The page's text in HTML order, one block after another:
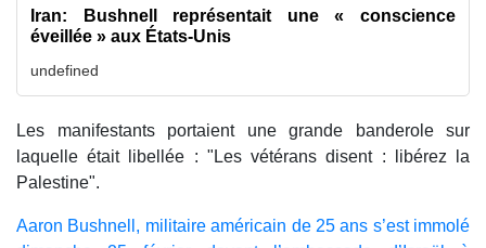
Iran: Bushnell représentait une « conscience
éveillée » aux États-Unis
undefined
Les manifestants portaient une grande banderole sur
laquelle était libellée : "Les vétérans disent : libérez la
Palestine".
Aaron Bushnell, militaire américain de 25 ans s’est immolé